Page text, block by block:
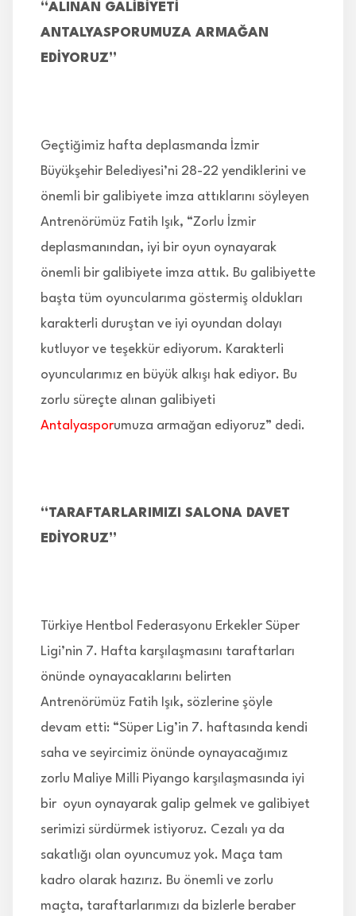
“ALINAN GALİBİYETİ
ANTALYASPORUMUZA ARMAĞAN
EDİYORUZ”
Geçtiğimiz hafta deplasmanda İzmir
Büyükşehir Belediyesi’ni 28-22 yendiklerini ve
önemli bir galibiyete imza attıklarını söyleyen
Antrenörümüz Fatih Işık, “Zorlu İzmir
deplasmanından, iyi bir oyun oynayarak
önemli bir galibiyete imza attık. Bu galibiyette
başta tüm oyuncularıma göstermiş oldukları
karakterli duruştan ve iyi oyundan dolayı
kutluyor ve teşekkür ediyorum. Karakterli
oyuncularımız en büyük alkışı hak ediyor. Bu
zorlu süreçte alınan galibiyeti
Antalyasporumuza armağan ediyoruz” dedi.
“TARAFTARLARIMIZI SALONA DAVET
EDİYORUZ”
Türkiye Hentbol Federasyonu Erkekler Süper
Ligi’nin 7. Hafta karşılaşmasını taraftarları
önünde oynayacaklarını belirten
Antrenörümüz Fatih Işık, sözlerine şöyle
devam etti: “Süper Lig’in 7. haftasında kendi
saha ve seyircimiz önünde oynayacağımız
zorlu Maliye Milli Piyango karşılaşmasında iyi
bir oyun oynayarak galip gelmek ve galibiyet
serimizi sürdürmek istiyoruz. Cezalı ya da
sakatlığı olan oyuncumuz yok. Maça tam
kadro olarak hazırız. Bu önemli ve zorlu
maçta, taraftarlarımızı da bizlerle beraber